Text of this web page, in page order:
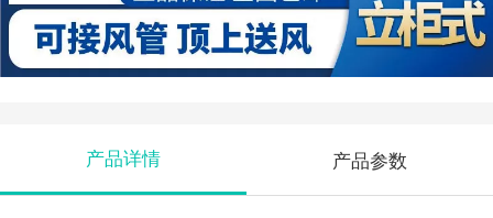
HJG-8480H管道除湿机
产品详情 产品参数